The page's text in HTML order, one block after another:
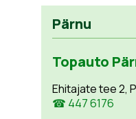
Pärnu
Topauto
Ehitajate tee 2,
☎ 447 6176